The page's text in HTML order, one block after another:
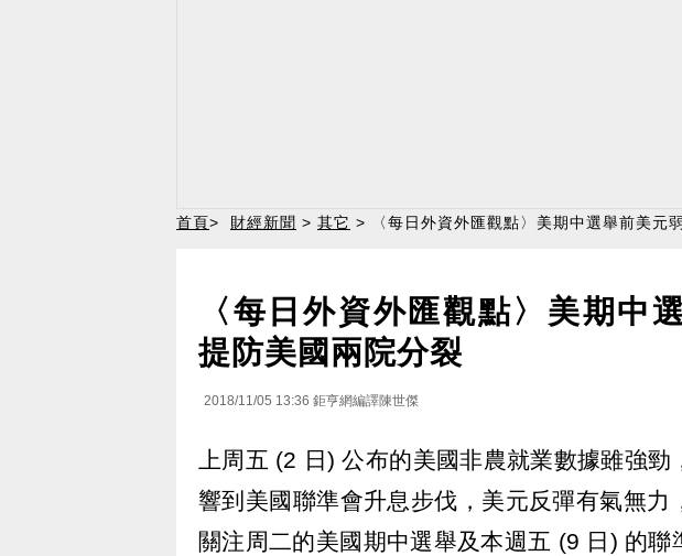
首頁> 財經新聞 > 其它 > 〈每日外資外匯觀點〉美期中選舉前美元
〈每日外資外匯觀點〉美期中
提防美國兩院分裂
2018/11/05 13:36 鉅亨網編譯陳世傑
上周五 (2 日) 公布的美國非農就業數據雖強
響到美國聯準會升息步伐，美元反彈有氣無力
關注周二的美國期中選舉及本週五 (9 日) 的